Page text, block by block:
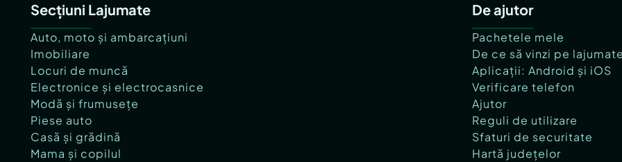
Secțiuni Lajumate
Auto, moto și ambarcațiuni
Imobiliare
Locuri de muncă
Electronice și electrocasnice
Modă și frumusețe
Piese auto
Casă și grădină
Mama și copilul
De ajutor
Pachetele mele
De ce să vinzi pe
Aplicații: Android și iOS
Verificare telefon
Ajutor
Reguli de utilizare
Sfaturi de securitate
Hartă județelor